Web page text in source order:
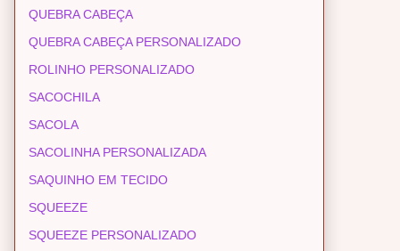
QUEBRA CABEÇA
QUEBRA CABEÇA PERSONALIZADO
ROLINHO PERSONALIZADO
SACOCHILA
SACOLA
SACOLINHA PERSONALIZADA
SAQUINHO EM TECIDO
SQUEEZE
SQUEEZE PERSONALIZADO